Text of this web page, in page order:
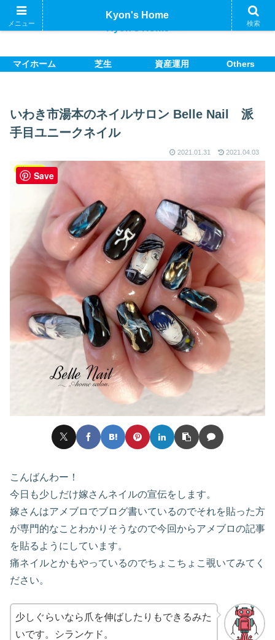
マイホーム 芝生 資産運用 Others
いわき市湯本のネイルサロン Belle Nail 派
手目ユニークネイル
2021.01.31 2021.04.03
嫁ネイル
こんばんわー！
今日も少しだけ嫁さんネイルの宣伝をします。
嫁さんはアメブロでブログ書いているのでそれを貼った方
が専門的なことわかりそうなので今回からアメブロの記事
を貼るようにしています。
痛ネイルとかもやっているのでちょこちょこ覗いてみてく
ださい。
少しぐらいなら爪を伸ばしたりもできるみた
いです。シランケド。
メニュー
Kyon's Home
検索
Save